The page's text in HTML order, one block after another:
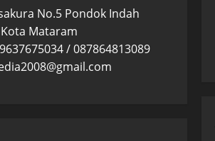
No.5 Pondok Indah
Mataram
/ 087864813089